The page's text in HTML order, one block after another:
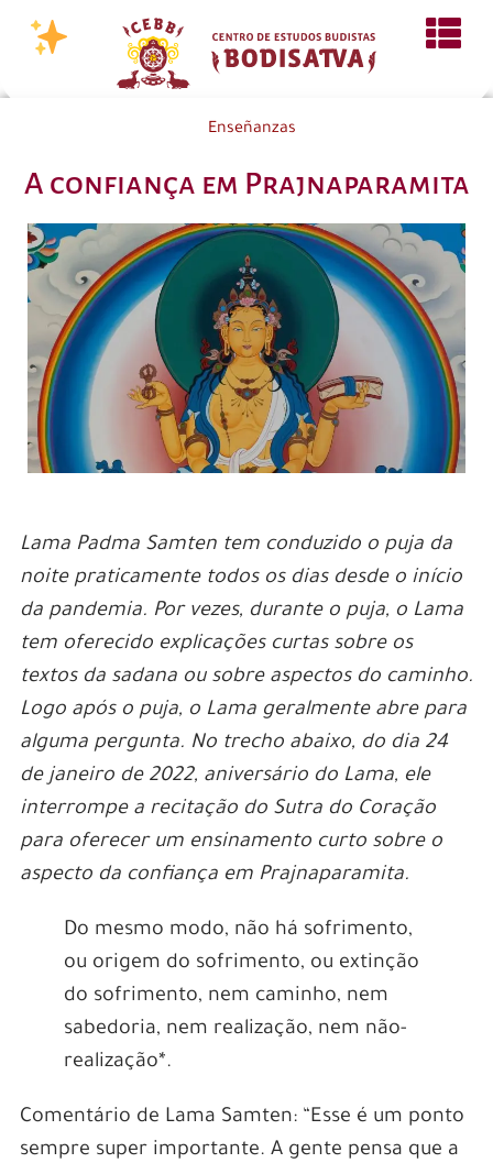
Enseñanzas
A confiança em Prajnaparamita
Lama Padma Samten tem conduzido o puja da
noite praticamente todos os dias desde o início
da pandemia. Por vezes, durante o puja, o Lama
tem oferecido explicações curtas sobre os
textos da sadana ou sobre aspectos do caminho.
Logo após o puja, o Lama geralmente abre para
alguma pergunta. No trecho abaixo, do dia 24
de janeiro de 2022, aniversário do Lama, ele
interrompe a recitação do Sutra do Coração
para oferecer um ensinamento curto sobre o
aspecto da confiança em Prajnaparamita.
Do mesmo modo, não há sofrimento,
ou origem do sofrimento, ou extinção
do sofrimento, nem caminho, nem
sabedoria, nem realização, nem não-
realização*.
Comentário de Lama Samten: “Esse é um ponto
sempre super importante. A gente pensa que a